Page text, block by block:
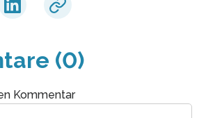
(0)
Kommentar